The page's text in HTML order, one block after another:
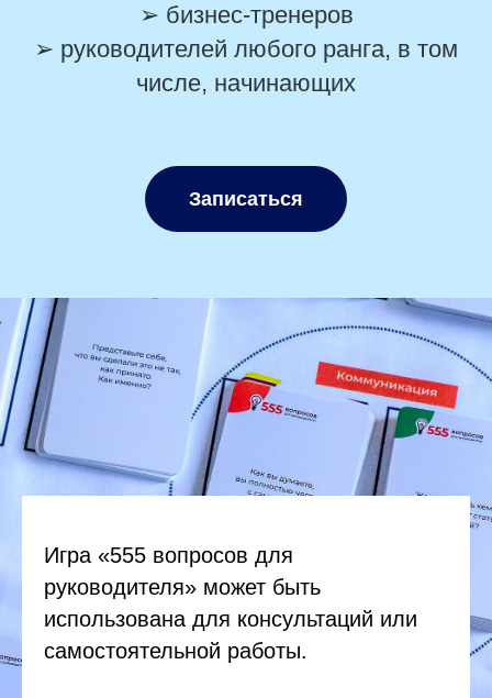
➢ бизнес-тренеров
➢ руководителей любого ранга, в том
числе, начинающих
Записаться
Игра «555 вопросов для
руководителя» может быть
использована для консультаций или
самостоятельной работы.